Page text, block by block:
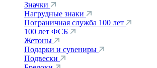
Значки
Нагрудные знаки
Пограничная служба 100 лет
100 лет ФСБ
Жетоны
Подарки и сувениры
Подвески